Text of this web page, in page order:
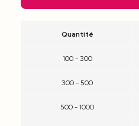
Quantité
100 - 300
300 - 500
500 - 1000